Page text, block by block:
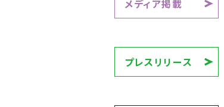
メディア掲載
プレスリリース